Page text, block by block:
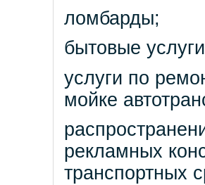
ломбарды;
бытовые
услуги по
мойке
рекламных
транспортных